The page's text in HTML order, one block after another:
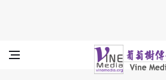
Vine Media
葡萄樹傳媒